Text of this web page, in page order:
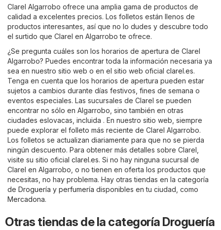
Clarel Algarrobo ofrece una amplia gama de productos de
calidad a excelentes precios. Los folletos están llenos de
productos interesantes, así que no lo dudes y descubre todo
el surtido que Clarel en Algarrobo te ofrece.
¿Se pregunta cuáles son los horarios de apertura de Clarel
Algarrobo? Puedes encontrar toda la información necesaria ya
sea en nuestro sitio web o en el sitio web oficial clarel.es.
Tenga en cuenta que los horarios de apertura pueden estar
sujetos a cambios durante días festivos, fines de semana o
eventos especiales. Las sucursales de Clarel se pueden
encontrar no sólo en Algarrobo, sino también en otras
ciudades eslovacas, incluida . En nuestro sitio web, siempre
puede explorar el folleto más reciente de Clarel Algarrobo.
Los folletos se actualizan diariamente para que no se pierda
ningún descuento. Para obtener más detalles sobre Clarel,
visite su sitio oficial clarel.es. Si no hay ninguna sucursal de
Clarel en Algarrobo, o no tienen en oferta los productos que
necesitas, no hay problema. Hay otras tiendas en la categoría
de Droguería y perfumería disponibles en tu ciudad, como
Mercadona.
Otras tiendas de la categoría Droguería